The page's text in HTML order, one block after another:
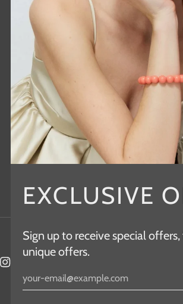
EXCLUSIVE
Sign up to receive special
unique offers.